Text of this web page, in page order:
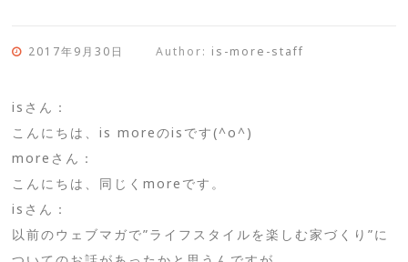
2017年9月30日 Author: is-more-staff
isさん：
こんにちは、is moreのisです(^o^)
moreさん：
こんにちは、同じくmoreです。
isさん：
以前のウェブマガで”ライフスタイルを楽しむ家づくり”に